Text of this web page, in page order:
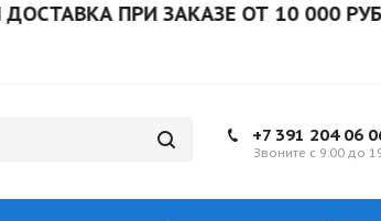
ПРИ ЗАКАЗЕ ОТ 10 000 РУБ.
+7 391 204 06
Звоните с 9:00 до